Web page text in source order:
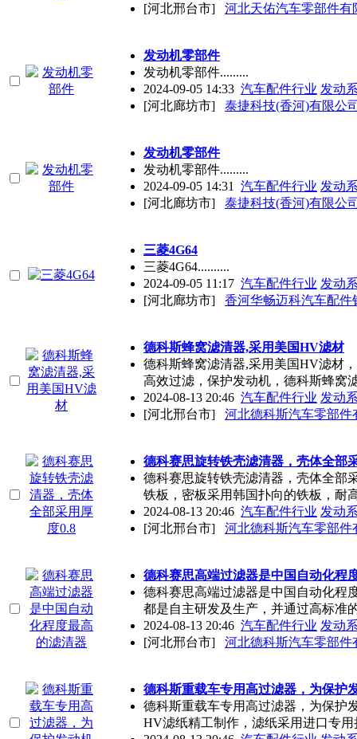
[河北邢台市]
河北天佑汽车零部件有
发动机零部件
发动机零部件.........
2024-09-05 14:33 汽车配件行业 发动
[河北廊坊市]
泰捷科技(香河)有限公
发动机零部件
发动机零部件.........
2024-09-05 14:31 汽车配件行业 发动
[河北廊坊市]
泰捷科技(香河)有限公
三菱4G64
三菱4G64..........
2024-09-05 11:17 汽车配件行业 发动
[河北廊坊市]
香河华畅迈科汽车配件
德科斯蜂窝滤清器,采用美国HV滤材
德科斯蜂窝滤清器,采用美国HV滤材
高效过滤，保护发动机，德科斯蜂窝
2024-08-13 20:46 汽车配件行业 发动
[河北邢台市]
河北德科斯汽车零部件
德科赛思旋转铁壳滤清器，壳体全部
德科赛思旋转铁壳滤清器，壳体全部
铁板，密板采用韩国扑向的铁板，耐
2024-08-13 20:46 汽车配件行业 发动
[河北邢台市]
河北德科斯汽车零部件
德科赛思高端过滤器是中国自动化程
德科赛思高端过滤器是中国自动化程
都是自主研发及生产，并通过高标准
2024-08-13 20:46 汽车配件行业 发动
[河北邢台市]
河北德科斯汽车零部件
德科斯重载车专用高过滤器，为保护
德科斯重载车专用高过滤器，为保护
HV滤纸精工制作，滤纸采用进口专用